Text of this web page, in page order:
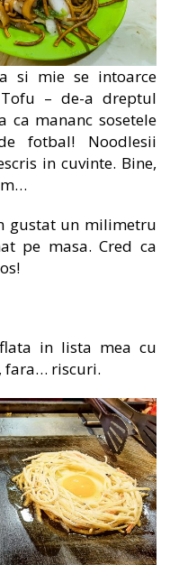
si mie se intoarce
Tofu – de-a dreptul
ca mananc sosetele
fotbal! Noodlesii
in cuvinte. Bine,
gustat un milimetru
pe masa. Cred ca
in lista mea cu
fara… riscuri.